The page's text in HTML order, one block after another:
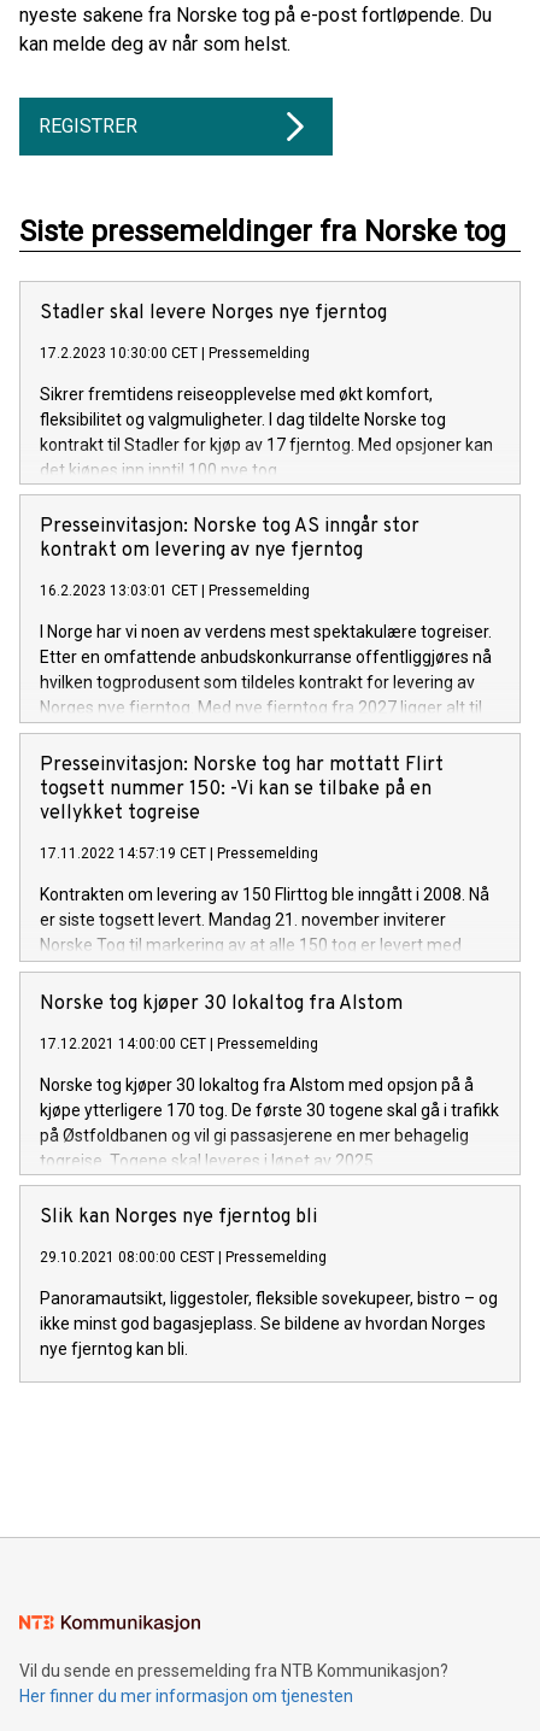
nyeste sakene fra Norske tog på e-post fortløpende. Du
kan melde deg av når som helst.
REGISTRER
Siste pressemeldinger fra Norske tog
Stadler skal levere Norges nye fjerntog
17.2.2023 10:30:00 CET Pressemelding
Sikrer fremtidens reiseopplevelse med økt komfort,
fleksibilitet og valgmuligheter. I dag tildelte Norske tog
kontrakt til Stadler for kjøp av 17 fjerntog. Med opsjoner kan
det kjøpes inn inntil 100 nye tog.
Presseinvitasjon: Norske tog AS inngår stor
kontrakt om levering av nye fjerntog
16.2.2023 13:03:01 CET Pressemelding
I Norge har vi noen av verdens mest spektakulære togreiser.
Etter en omfattende anbudskonkurranse offentliggjøres nå
hvilken togprodusent som tildeles kontrakt for levering av
Norges nye fjerntog. Med nye fjerntog fra 2027 ligger alt til
rette for å ta opplevelsen, komforten og kvaliteten for de
reisende til et helt nytt nivå.
Presseinvitasjon: Norske tog har mottatt Flirt
togsett nummer 150: -Vi kan se tilbake på en
vellykket togreise
17.11.2022 14:57:19 CET Pressemelding
Kontrakten om levering av 150 Flirttog ble inngått i 2008. Nå
er siste togsett levert. Mandag 21. november inviterer
Norske Tog til markering av at alle 150 tog er levert med
samferdselsminister Jon-Ivar Nygård, adm.dir. i Norske Tog,
Øystein Risan og Deputy Group CEO i togleverandøren
Norske tog kjøper 30 lokaltog fra Alstom
17.12.2021 14:00:00 CET Pressemelding
Norske tog kjøper 30 lokaltog fra Alstom med opsjon på å
kjøpe ytterligere 170 tog. De første 30 togene skal gå i trafikk
på Østfoldbanen og vil gi passasjerene en mer behagelig
togreise. Togene skal leveres i løpet av 2025.
Slik kan Norges nye fjerntog bli
29.10.2021 08:00:00 CEST Pressemelding
Panoramautsikt, liggestoler, fleksible sovekupeer, bistro – og
ikke minst god bagasjeplass. Se bildene av hvordan Norges
nye fjerntog kan bli.
Vil du sende en pressemelding fra NTB Kommunikasjon?
Her finner du mer informasjon om tjenesten